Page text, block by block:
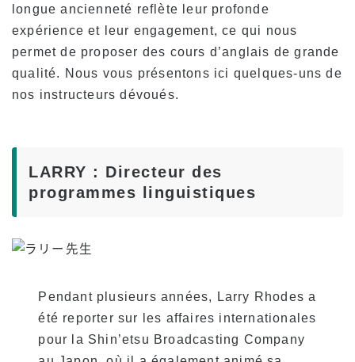
Amusant ! Aloha Student Life
Passage à l’université
Niveau intermédiaire
Niveau avancé
Préparation au TOEIC et au TOEFL
Honoraires
longue ancienneté reflète leur profonde
expérience et leur engagement, ce qui nous
permet de proposer des cours d’anglais de grande
qualité. Nous vous présentons ici quelques-uns de
nos instructeurs dévoués.
LARRY : Directeur des
programmes linguistiques
Pendant plusieurs années, Larry Rhodes a
été reporter sur les affaires internationales
pour la Shin’etsu Broadcasting Company